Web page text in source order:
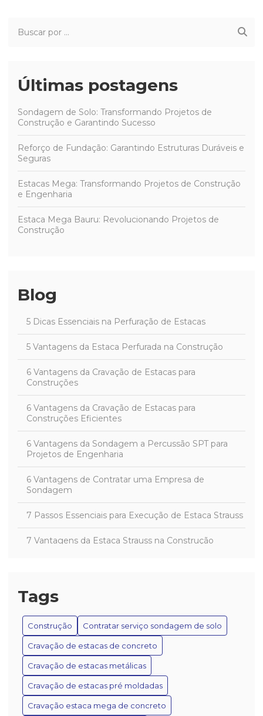
Últimas postagens
Sondagem de Solo: Transformando Projetos de
Construção e Garantindo Sucesso
Reforço de Fundação: Garantindo Estruturas Duráveis e
Seguras
Estacas Mega: Transformando Projetos de Construção
e Engenharia
Estaca Mega Bauru: Revolucionando Projetos de
Construção
Blog
5 Dicas Essenciais na Perfuração de Estacas
5 Vantagens da Estaca Perfurada na Construção
6 Vantagens da Cravação de Estacas para
Construções
6 Vantagens da Cravação de Estacas para
Construções Eficientes
6 Vantagens da Sondagem a Percussão SPT para
Projetos de Engenharia
6 Vantagens de Contratar uma Empresa de
Sondagem
7 Passos Essenciais para Execução de Estaca Strauss
7 Vantagens da Estaca Strauss na Construção
As Vantagens e Aplicações das Estacas Apiloadas na
Benefícios da Estaca Apiloada na Construção
Benefícios da Estaca Encamisada na Construção
Benefícios das Estacas Apiloadas na Construção
Como a Estaca Strauss Transforma Projetos de
Tags
Construção Contratar serviço sondagem de solo
Cravação de estacas de concreto
Cravação de estacas metálicas
Cravação de estacas pré moldadas
Cravação estaca mega de concreto